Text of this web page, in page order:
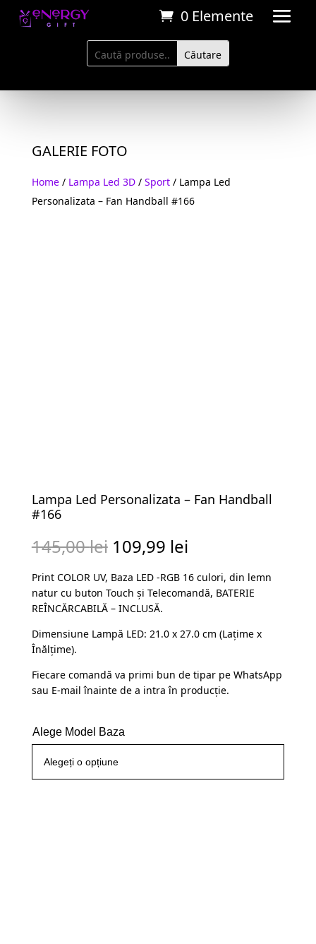
0 Elemente
GALERIE FOTO
Home/ Lampa Led 3D/ Sport/ Lampa Led
Personalizata – Fan Handball #166
Lampa Led Personalizata – Fan Handball
#166
145,00lei Prețul
a
fost:
109,99 leiPrețul
este:
109,99 lei.
Print COLOR UV, Baza LED -RGB 16 culori, din lemn
natur cu buton Touch și Telecomandă, BATERIE
REÎNCĂRCABILĂ – INCLUSĂ.
Dimensiune Lampă LED: 21.0 x 27.0 cm (Lațime x
Înălțime).
Fiecare comandă va primi bun de tipar pe WhatsApp
sau E-mail înainte de a intra în producție.
Alege Model Baza